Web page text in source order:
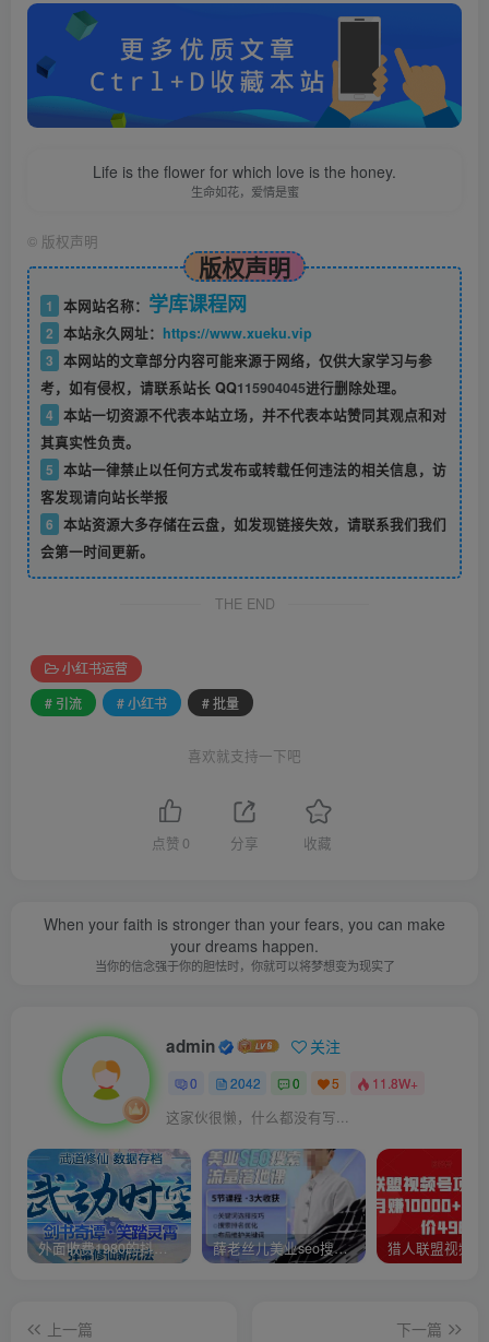
Life is the flower for which love is the honey.
生命如花，爱情是蜜
© 版权声明
版权声明
1 本网站名称： 学库课程网
2 本站永久网址： https://www.xueku.vip
3 本网站的文章部分内容可能来源于网络，仅供大家学习与参
考，如有侵权，请联系站长 QQ115904045进行删除处理。
4 本站一切资源不代表本站立场，并不代表本站赞同其观点和对
其真实性负责。
5 本站一律禁止以任何方式发布或转载任何违法的相关信息，访
客发现请向站长举报
6 本站资源大多存储在云盘，如发现链接失效，请联系我们我们
会第一时间更新。
THE END
小红书运营
# 引流
# 小红书 # 批量
喜欢就支持一下吧
点赞 0 分享 收藏
When your faith is stronger than your fears, you can make
your dreams happen.
当你的信念强于你的胆怯时，你就可以将梦想变为现实了
admin 关注
0 2042 0 5 11.8W+
这家伙很懒，什么都没有写...
外面收费1980的抖音武动时空直播项目，无需真人出镜，实时互动直播【软件+详细教程】 薛老丝儿美业seo搜索流量落地课，一周暴涨20w粉丝，全干货讲解
上一篇
下一篇